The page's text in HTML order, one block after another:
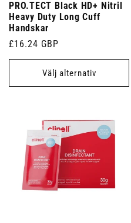
PRO.TECT Black HD+ Nitril
Heavy Duty Long Cuff
Handskar
Ordinarie
pris
£16.24 GBP
Välj alternativ